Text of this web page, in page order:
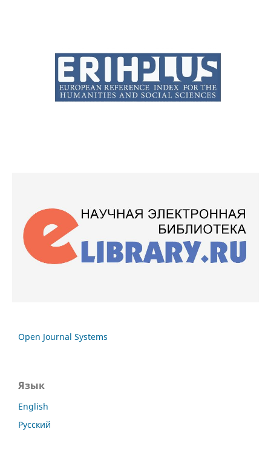
Open Journal Systems
Язык
English
Русский